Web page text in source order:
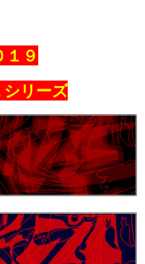
１９
シリーズ